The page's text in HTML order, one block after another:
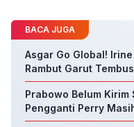
BACA JUGA
Asgar Go Global!
Rambut Garut
Prabowo Belum Kirim
Pengganti Perry